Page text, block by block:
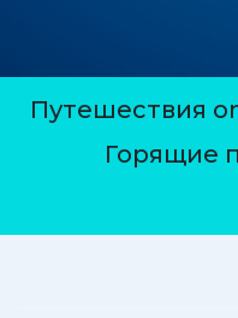
Путешествия
Горящие